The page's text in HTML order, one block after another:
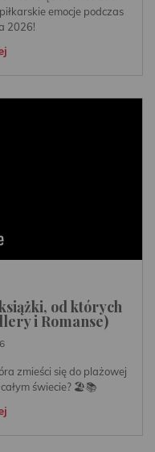
emocje podczas
2026!
od których
i Romanse)
zmieści się do plażowej
świecie? 🏖️📚